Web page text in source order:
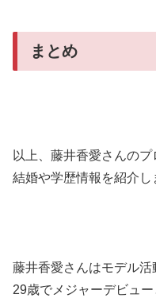
まとめ
以上、藤井香愛さんのプ
結婚や学歴情報を紹介し
藤井香愛さんはモデル活
29歳でメジャーデビュー